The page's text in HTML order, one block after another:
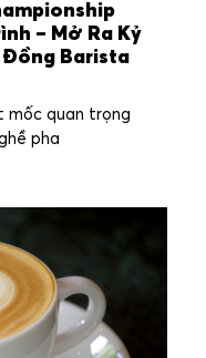
– Mở Ra Kỷ
Đồng Barista
mốc quan trọng
pha